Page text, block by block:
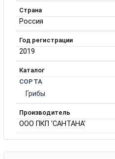
Страна
Россия
Год регистрации
2019
Каталог
СОРТА
Грибы
Производитель
ООО ПКП 'САНТАНА'